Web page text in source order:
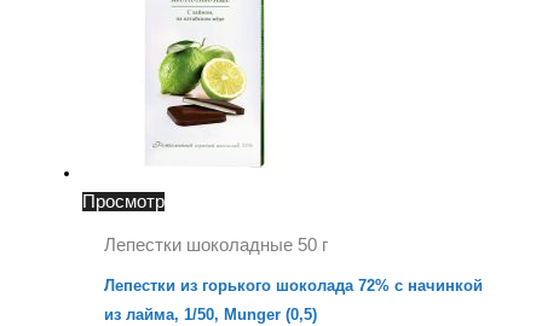
Просмотр
Лепестки шоколадные 50 г
Лепестки из горького шоколада 72% с начинкой
из лайма, 1/50, Munger (0,5)